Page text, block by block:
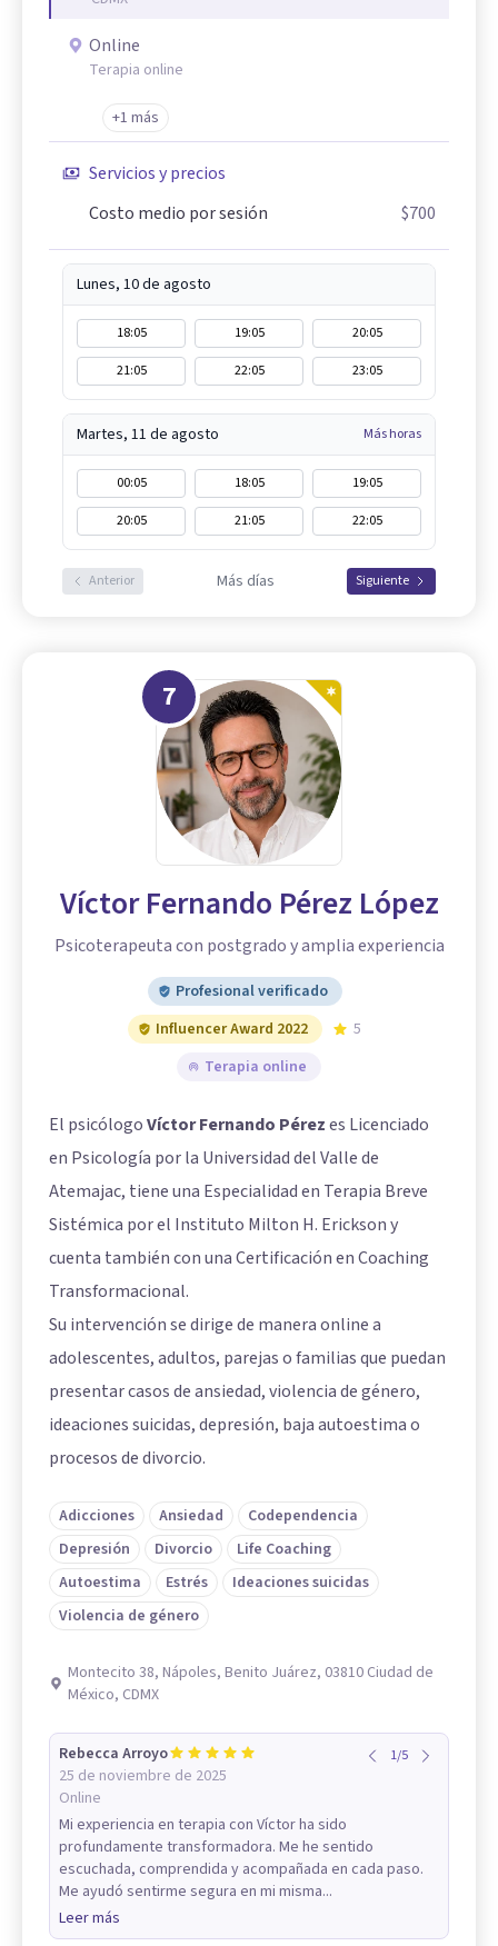
Online
Terapia online
+1 más
Servicios y precios
Costo medio por sesión
$700
Lunes, 10 de agosto
18:05 19:05
20:05
21:05
22:05 23:05
Martes, 11 de agosto Más horas
00:05 18:05
19:05
20:05
21:05 22:05
Anterior Más días Siguiente
7
Víctor Fernando Pérez López
Psicoterapeuta con postgrado y amplia experiencia
Profesional verificado
Influencer Award 2022
5
Terapia online
El psicólogoVíctor Fernando Pérezes Licenciado
en Psicología por la Universidad del Valle de
Atemajac, tiene una Especialidad en Terapia Breve
Sistémica por el Instituto Milton H. Erickson y
cuenta también con una Certificación en Coaching
Transformacional.
Su intervención se dirige de manera online a
adolescentes, adultos, parejas o familias que puedan
presentar casos de ansiedad, violencia de género,
ideaciones suicidas, depresión, baja autoestima o
procesos de divorcio.
Adicciones Ansiedad
Codependencia
Depresión
Divorcio
Life Coaching
Autoestima
Estrés
Ideaciones suicidas
Violencia de género
Montecito 38, Nápoles, Benito Juárez, 03810 Ciudad de
México, CDMX
Rebecca Arroyo
25 de noviembre de 2025
Online
1/5
Mi experiencia en terapia con Víctor ha sido
profundamente transformadora. Me he sentido
escuchada, comprendida y acompañada en cada paso.
Me ayudó sentirme segura en mi misma...
Leer más